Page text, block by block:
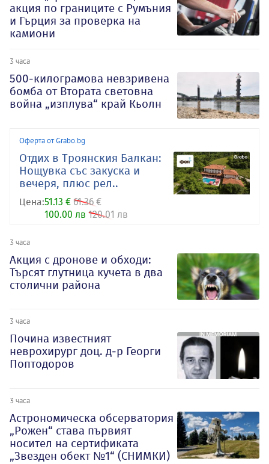
акция по границите с Румъния
и Гърция за проверка на
камиони
3 часа
500-килограмова невзривена
бомба от Втората световна
война „изплува“ край Кьолн
Оферта от Grabo.bg
Отдих в Троянския Балкан:
Нощувка със закуска и
вечеря, плюс рел..
Цена:51.13 € 61.36 €
100.00 лв 120.01 лв
3 часа
Акция с дронове и обходи:
Търсят глутница кучета в два
столични района
3 часа
Почина известният
неврохирург доц. д-р Георги
Поптодоров
3 часа
Астрономическа обсерватория
„Рожен“ става първият
носител на сертификата
„Звезден обект №1“ (СНИМКИ)